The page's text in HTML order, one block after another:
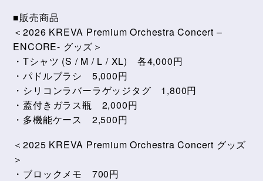
■販売商品
＜2026 KREVA Premium Orchestra Concert –
ENCORE- グッズ＞
・Tシャツ (S / M / L / XL) 各4,000円
・パドルブラシ 5,000円
・シリコンラバーラゲッジタグ 1,800円
・蓋付きガラス瓶 2,000円
・多機能ケース 2,500円
＜2025 KREVA Premium Orchestra Concert グッズ
＞
・ブロックメモ 700円